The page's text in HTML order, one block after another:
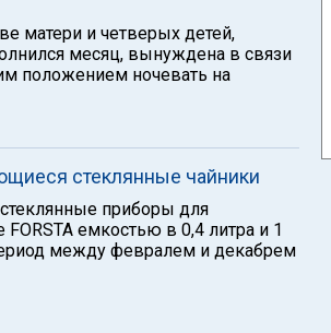
матери и четверых детей,
месяц, вынуждена в связи
положением ночевать на
стеклянные чайники
приборы для
FORSTA емкостью в 0,4 литра и 1
между февралем и декабрем